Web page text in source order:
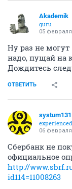
Akademik
guru
05 февраля
Ну раз не могут
надо, пущай на
Дождитесь
ОТВЕТИТЬ
systum131
experienced
06 февраля
Сбербанк не
официальное
http://
id114=11008263